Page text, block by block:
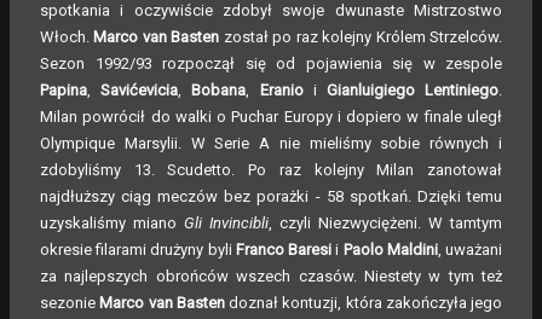
spotkania i oczywiście zdobył swoje dwunaste Mistrzostwo
Włoch. Marco van Basten został po raz kolejny Królem Strzelców.
Sezon 1992/93 rozpoczął się od pojawienia się w zespole
Papina,Savićevicia, Bobana, Eranioi Gianluigiego Lentiniego.
Milan powrócił do walki o Puchar Europy i dopiero w finale uległ
Olympique Marsylii. W Serie A nie mieliśmy sobie równych i
zdobyliśmy 13. Scudetto. Po raz kolejny Milan zanotował
najdłuższy ciąg meczów bez porażki - 58 spotkań. Dzięki temu
uzyskaliśmy miano Gli Invincibli, czyli Niezwyciężeni. W tamtym
okresie filarami drużyny byli Franco Baresi i Paolo Maldini, uważani
za najlepszych obrońców wszech czasów. Niestety w tym też
sezonie Marco van Bastendoznał kontuzji, która zakończyła jego